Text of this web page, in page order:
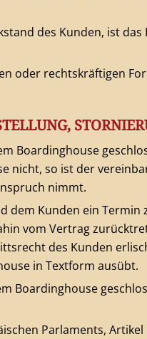
des Kunden, ist
oder rechtskräftigen
Boardinghouse
nicht, so ist der
nimmt.
dem Kunden ein
vom Vertrag
des Kunden
in Textform ausübt.
Boardinghouse
Parlaments,